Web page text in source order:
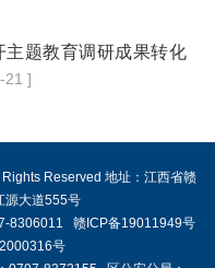
主题教育调研成果转化
21 ]
Reserved 地址：江西省赣
源大道555号
8306011 赣ICP备19011949号
号